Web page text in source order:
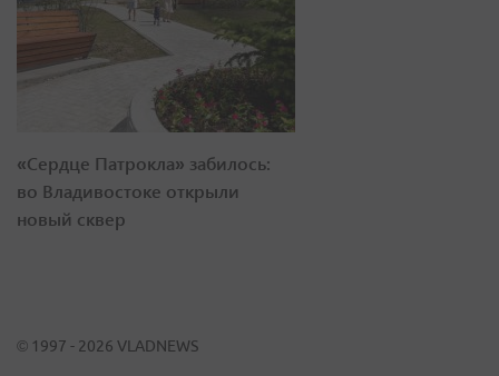
«Сердце Патрокла» забилось:
во Владивостоке открыли
новый сквер
© 1997 - 2026 VLADNEWS